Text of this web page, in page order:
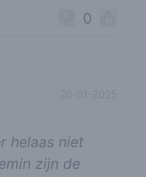
0
helaas niet
zijn de